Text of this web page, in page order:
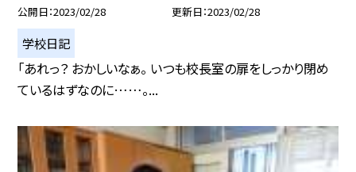
公開日 2023/02/28 更新日 2023/02/28
学校日記
「あれっ？ おかしいなぁ。 いつも校長室の扉をしっかり閉め
ているはずなのに……。...